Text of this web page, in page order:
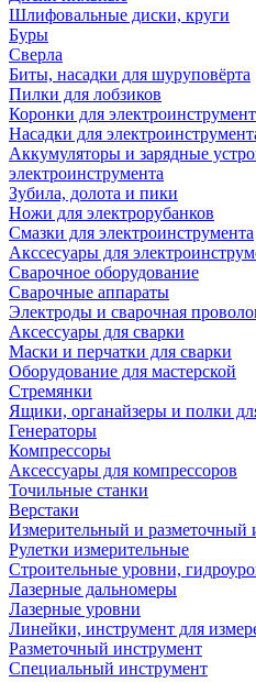
Шлифовальные диски, круги
Буры
Сверла
Биты, насадки для шуруповёрта
Пилки для лобзиков
Коронки для
Насадки для
Аккумуляторы и зарядные
электроинструмента
Зубила, долота и пики
Ножи для электрорубанков
Смазки для электроинструмента
Акссесуары для
Сварочное оборудование
Сварочные аппараты
Электроды и сварочная
Аксессуары для сварки
Маски и перчатки для сварки
Оборудование для мастерской
Стремянки
Ящики, органайзеры и полки
Генераторы
Компрессоры
Аксессуары для компрессоров
Точильные станки
Верстаки
Измерительный и разметочный
Рулетки измерительные
Строительные уровни,
Лазерные дальномеры
Лазерные уровни
Линейки, инструмент для
Разметочный инструмент
Специальный инструмент